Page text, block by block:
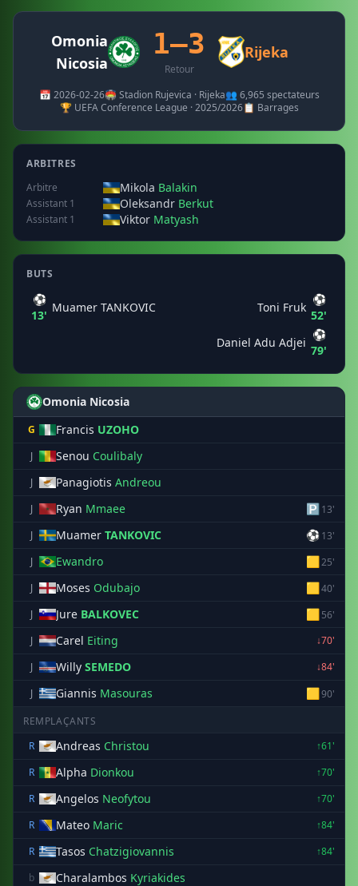
Omonia
Nicosia
1–3
Retour
Rijeka
📅 2026-02-26🏟️ Stadion Rujevica · Rijeka👥 6,965 spectateurs
🏆 UEFA Conference League · 2025/2026📋 Barrages
ARBITRES
Arbitre
Mikola Balakin
Assistant 1 Oleksandr Berkut
Assistant 1 Viktor Matyash
BUTS
⚽
13'
Muamer TANKOVIC Toni Fruk
⚽
52'
Daniel Adu Adjei
⚽
79'
Omonia Nicosia
G Francis UZOHO
J Senou Coulibaly
J Panagiotis Andreou
J Ryan Mmaee 🅿13'
J
Muamer TANKOVIC ⚽ 13'
J
Ewandro 🟨25'
J
Moses Odubajo 🟨40'
J
Jure BALKOVEC 🟨56'
J
Carel Eiting
↓70'
J
Willy SEMEDO
↓84'
J
Giannis Masouras 🟨90'
REMPLAÇANTS
R
Andreas Christou
↑61'
R
Alpha Dionkou
↑70'
R
Angelos Neofytou
↑70'
R
Mateo Maric
↑84'
R
Tasos Chatzigiovannis
↑84'
b
Charalambos Kyriakides